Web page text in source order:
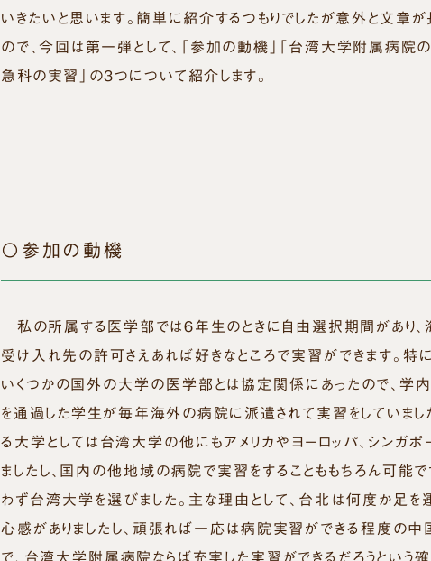
いきたいと思います。簡単に紹介するつもりでしたが意外と文章が
ので、今回は第一弾として、「参加の動機」「台湾大学附属病院
急科の実習」の３つについて紹介します。
〇参加の動機
私の所属する医学部では６年生のときに自由選択期間があり、
受け入れ先の許可さえあれば好きなところで実習ができます。特
いくつかの国外の大学の医学部とは協定関係にあったので、学
を通過した学生が毎年海外の病院に派遣されて実習をしていまし
る大学としては台湾大学の他にもアメリカやヨーロッパ、シンガ
ましたし、国内の他地域の病院で実習をすることももちろん可能
わず台湾大学を選びました。主な理由として、台北は何度か足を
心感がありましたし、頑張れば一応は病院実習ができる程度の中
で、台湾大学附属病院ならば充実した実習ができるだろうという